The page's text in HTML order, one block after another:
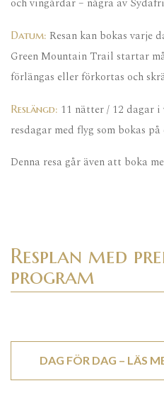
Datum: Resan kan bokas varje
Green Mountain Trail startar
förlängas eller förkortas och
Reslängd: 11 nätter / 12 dagar i
resdagar med flyg som bokas på
Denna resa går även att boka
Resplan med
program
DAG FÖR DAG – LÄS